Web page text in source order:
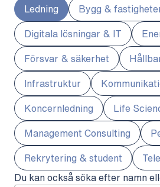
Ledning
Bygg &
Digitala lösningar & IT
Försvar & säkerhet
Infrastruktur
Koncernledning
Life
Management Consulting
Rekrytering & student
Du kan också söka efter namn